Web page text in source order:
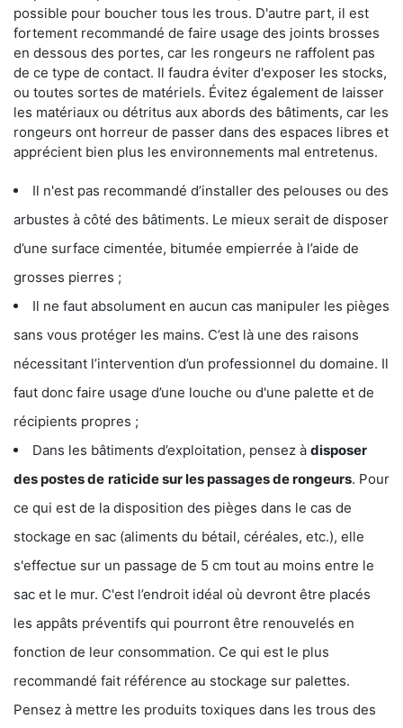
possible pour boucher tous les trous. D'autre part, il est
fortement recommandé de faire usage des joints brosses
en dessous des portes, car les rongeurs ne raffolent pas
de ce type de contact. Il faudra éviter d'exposer les stocks,
ou toutes sortes de matériels. Évitez également de laisser
les matériaux ou détritus aux abords des bâtiments, car les
rongeurs ont horreur de passer dans des espaces libres et
apprécient bien plus les environnements mal entretenus.
Il n'est pas recommandé d’installer des pelouses ou des
arbustes à côté des bâtiments. Le mieux serait de disposer
d’une surface cimentée, bitumée empierrée à l’aide de
grosses pierres ;
Il ne faut absolument en aucun cas manipuler les pièges
sans vous protéger les mains. C’est là une des raisons
nécessitant l’intervention d’un professionnel du domaine. Il
faut donc faire usage d’une louche ou d'une palette et de
récipients propres ;
Dans les bâtiments d’exploitation, pensez à disposer
des postes de raticide sur les passages de rongeurs. Pour
ce qui est de la disposition des pièges dans le cas de
stockage en sac (aliments du bétail, céréales, etc.), elle
s'effectue sur un passage de 5 cm tout au moins entre le
sac et le mur. C'est l’endroit idéal où devront être placés
les appâts préventifs qui pourront être renouvelés en
fonction de leur consommation. Ce qui est le plus
recommandé fait référence au stockage sur palettes.
Pensez à mettre les produits toxiques dans les trous des